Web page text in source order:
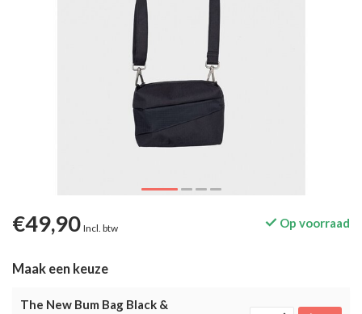
€49,90 Incl. btw Op voorraad
Maak een keuze
The New Bum Bag Black &